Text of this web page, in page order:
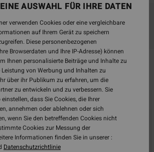
Produkte sind bald wieder da
gefallen
BRANDNEU
AUSWAHL FÜR IHRE DATEN
verwenden Cookies oder eine vergleichbare
auf Ihrem Gerät zu speichern
Diese personenbezogenen
Browserdaten und Ihre IP-Adresse) können
Ihnen personalisierte Beiträge und Inhalte zu
von Werbung und Inhalten zu
über ihr Publikum zu erfahren, um die
zu entwickeln und zu verbessern. Sie
dass Sie Cookies, die Ihrer
annehmen oder ablehnen oder sich
wenn Sie den betreffenden Cookies nicht
Cookies zur Messung der
Informationen finden Sie in unserer :
Datenschutzrichtlinie